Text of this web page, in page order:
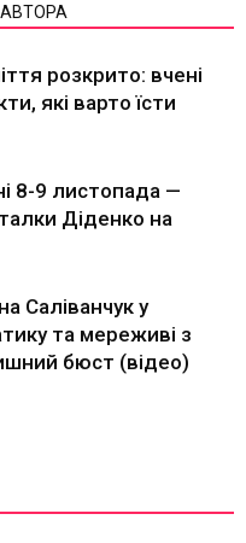
розкрито: вчені
які варто їсти
8-9 листопада —
Діденко на
Саліванчук у
та мереживі з
бюст (відео)